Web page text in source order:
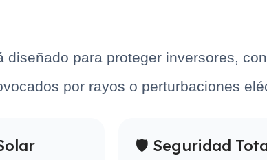
para proteger inversores,
por rayos o perturbaciones
🛡 Seguridad